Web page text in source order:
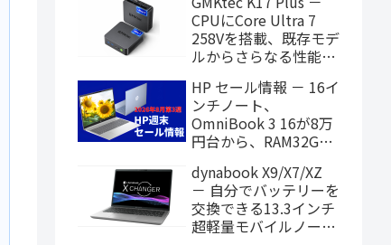
CPUにCore Ultra 7
258Vを搭載、既存モデ
ルからさらなる性能ア
HP セール情報 － 16イ
ンチノート、
OmniBook 3 16が8万
円台から、RAM32GB
価格に！
dynabook X9/X7/XZ
－ 自分でバッテリーを
交換できる13.3インチ
超軽量モバイルノート